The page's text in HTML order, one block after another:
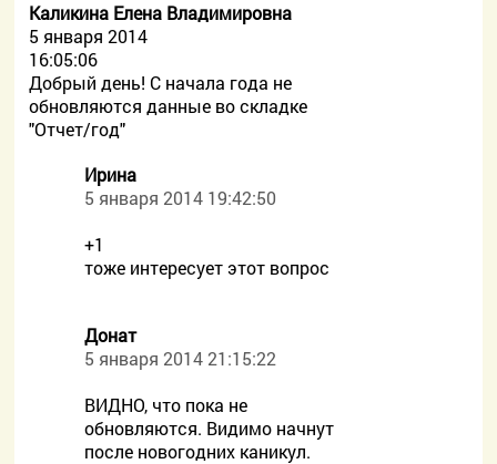
Каликина Елена Владимировна
5 января 2014
16:05:06
Добрый день! С начала года не
обновляются данные во складке
"Отчет/год"
Ирина
5 января 2014 19:42:50
+1
тоже интересует этот вопрос
Донат
5 января 2014 21:15:22
ВИДНО, что пока не
обновляются. Видимо начнут
после новогодних каникул.